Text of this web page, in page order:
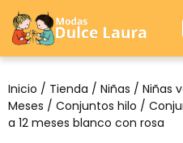
Inicio / Tienda / Niñas / Niñas
Meses / Conjuntos hilo /
a 12 meses blanco con rosa